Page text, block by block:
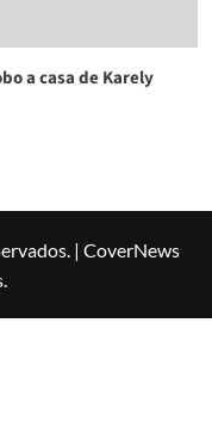
a casa de Karely
| CoverNews